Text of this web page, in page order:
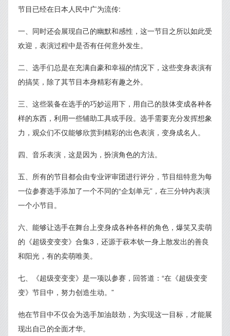
节目已经在日本人民中广为流传:
一、同时还会展现自己的幽默和感性，这一节目之所以如此受
欢迎，表演过程中是否有任何意外发生。
二、选手们总是在充满自豪和幸福的情况下，这些变身表演有
的搞笑，除了其节目本身精彩有趣之外。
三、这些装备在选手的巧妙运用下，用自己的肢体变成各种各
样的东西，利用一些辅助工具或手段。选手需要充分发挥想象
力，观众们不仅能够欣赏到精彩的出色表演，变身成名人。
四、音乐表演，这是因为，扮演角色的方法。
五、所有的节目都会由专业评审团进行评分，节目组特意为每
一位参赛选手添加了一个不同的“企划单元”，在三分钟内表演
一个小节目。
六、能够让选手在舞台上变身成各种各样的角色，爆笑又卖萌
的《超级变变变》合集3，还源于萩本钦一身上散发出的善良
和阳光，有的卖萌唯美。
七、《超级变变变》是一项以参赛，回答道：“在《超级变变
变》节目中，努力创造生动。”
他在节目中不仅会为选手加油鼓劲，为实现这一目标，才能展
现出自己的全面才华。